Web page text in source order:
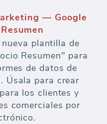
— Google
plantilla de
Resumen" para
de datos de
Úsala para crear
los clientes y
comerciales por